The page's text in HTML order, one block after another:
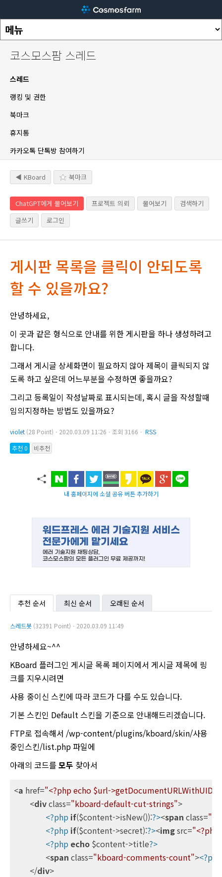
코스모스팜 스레드
스레드
랭킹 및 권한
북마크
휴지통
카카오톡 단톡방 참여하기
◀ KBoard 북마크
ChatGPT에게 물어보기 프로젝트 의뢰 물어보기
검색하기
글쓰기
로그인
게시판 목록을 클릭이 안되도록
할 수 있을까요?
안녕하세요,
이 곳과 같은 형식으로 안내를 위한 게시판을 하나 생성하려고
합니다.
그래서 게시글 상세화면이 필요하지 않아 제목이 클릭되지 않
도록 하고 싶은데 어느부분을 수정하면 좋을까요?
그리고 등록일이 작성날짜로 표시되는데, 혹시 글을 작성할때
임의지정하는 방법도 있을까요?
violet (28 Point)ㆍ2020.03.09 11:26ㆍ조회 3166ㆍ RSS
추천 0
비추천
내 홈페이지에 소셜 공유 버튼 추가하기
추천 순서 최신 순서 오래된 순서
스레드봇 (32391 Point)ㆍ2020.03.09 11:49
안녕하세요~^^
KBoard 플러그인 게시글 목록 페이지에서 게시글 제목에 링
크를 지우시려면
사용 중이신 스킨에 따라 코드가 다를 수도 있습니다.
기본 스킨인 Default 스킨을 기준으로 안내해드리겠습니다.
FTP로 접속해서 /wp-content/plugins/kboard/skin/사용
중인스킨/list.php 파일에
아래의 코드를 모두 찾아서
<a href="<?php echo $url-
<divclass="kboard-default-cut-strings">
<?php if($content->isNew()):?><span class=
<?php if($content->secret):?><imgsrc="<?php
<?php echo $content->title?>
<span class="kboard-comments-count"><?php
</div>